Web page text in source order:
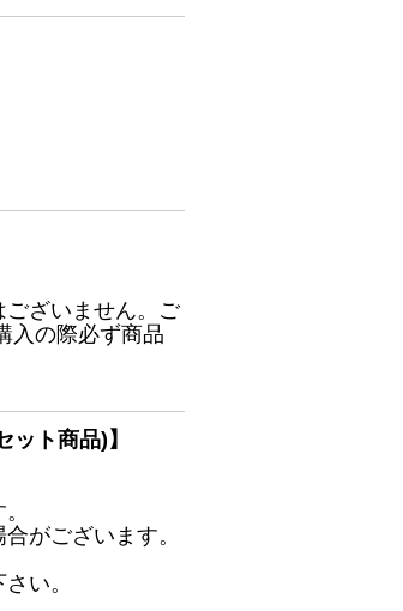
ざいません。ご
入の際必ず商品
ト商品)】
がございます。
い。